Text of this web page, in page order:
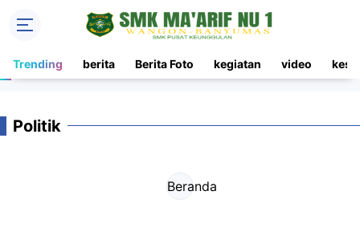
Trending berita Berita Foto kegiatan video
Politik
Beranda